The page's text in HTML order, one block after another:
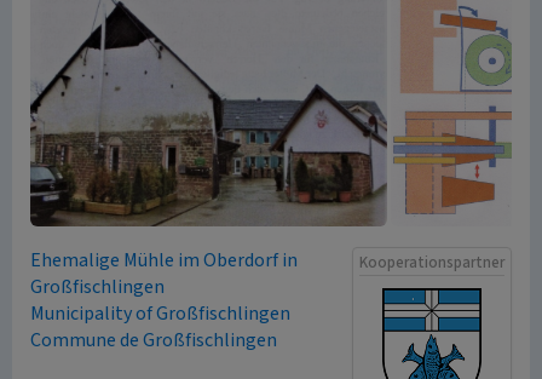
Kooperationspartner
Ehemalige Mühle im Oberdorf in
Großfischlingen
Municipality of Großfischlingen
Commune de Großfischlingen